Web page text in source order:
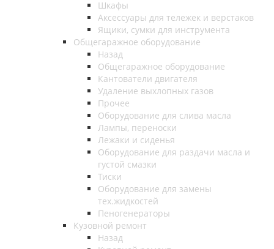
Шкафы
Аксессуары для тележек и верстаков
Ящики, сумки для инструмента
Общегаражное оборудование
Назад
Общегаражное оборудование
Кантователи двигателя
Удаление выхлопных газов
Прочее
Оборудование для слива масла
Лампы, переноски
Лежаки и сиденья
Оборудование для раздачи масла и
густой смазки
Тиски
Оборудование для замены
тех.жидкостей
Пеногенераторы
Кузовной ремонт
Назад